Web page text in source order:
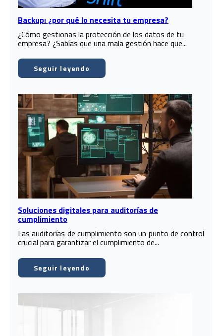
Backup: ¿por qué lo necesita tu empresa?
¿Cómo gestionas la protección de los datos de tu
empresa? ¿Sabías que una mala gestión hace que...
Seguir leyendo
Soluciones digitales para auditorías de
cumplimiento
Las auditorías de cumplimiento son un punto de control
crucial para garantizar el cumplimiento de...
Seguir leyendo